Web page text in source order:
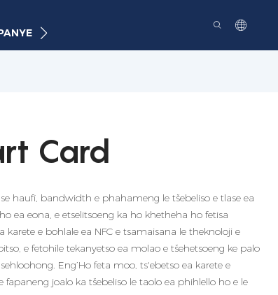
Card
haufi, bandwidth e phahameng le tšebeliso e tlase ea
ea eona, e etselitsoeng ka ho khetheha ho fetisa
e bohlale ea NFC e tsamaisana le theknoloji e
e fetohile tekanyetso ea molao e tšehetsoeng ke palo
Eng’Ho feta moo, ts'ebetso ea karete e
fapaneng joalo ka tšebeliso le taolo ea phihlello ho e le